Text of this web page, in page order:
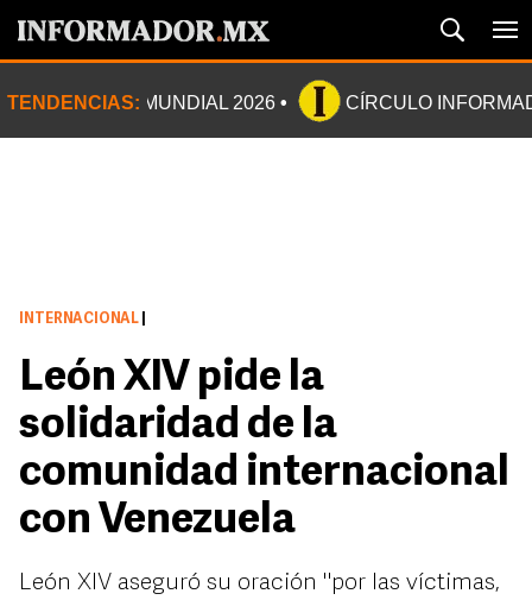
TENDENCIAS: MUNDIAL 2026 CÍRCULO
INTERNACIONAL
León XIV pide la
solidaridad de la
comunidad internacional
con Venezuela
León XIV aseguró su oración "por las víctimas,